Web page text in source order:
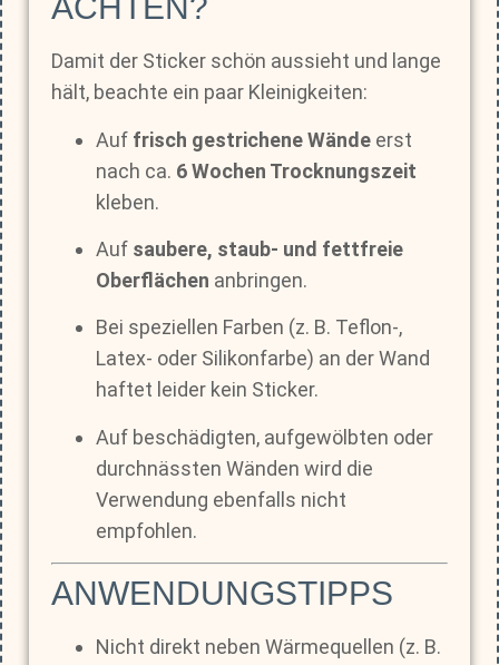
ACHTEN?
Damit der Sticker schön aussieht und lange
hält, beachte ein paar Kleinigkeiten:
Auf frisch gestrichene Wände erst
nach ca. 6 Wochen Trocknungszeit
kleben.
Auf saubere, staub- und fettfreie
Oberflächen anbringen.
Bei speziellen Farben (z. B. Teflon-,
Latex- oder Silikonfarbe) an der Wand
haftet leider kein Sticker.
Auf beschädigten, aufgewölbten oder
durchnässten Wänden wird die
Verwendung ebenfalls nicht
empfohlen.
ANWENDUNGSTIPPS
Nicht direkt neben Wärmequellen (z. B.